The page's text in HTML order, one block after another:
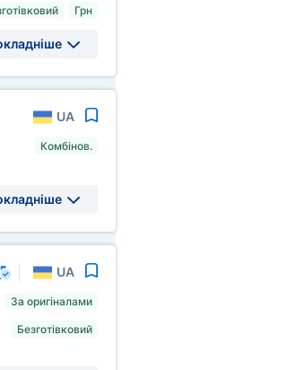
Грн
UA
Комбінов.
UA
За оригіналами
Безготівковий